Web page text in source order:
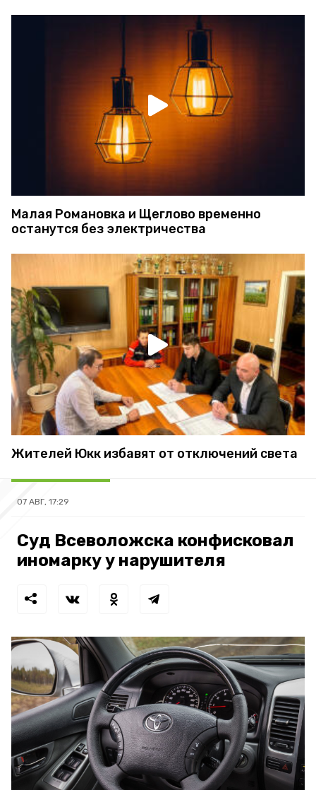
Малая Романовка и Щеглово временно
останутся без электричества
Жителей Юкк избавят от отключений света
07 АВГ, 17:29
Суд Всеволожска конфисковал
иномарку у нарушителя